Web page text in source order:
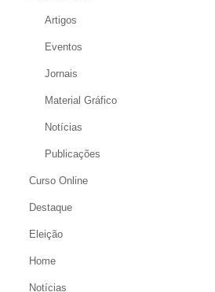
Artigos
Eventos
Jornais
Material Gráfico
Notícias
Publicações
Curso Online
Destaque
Eleição
Home
Notícias